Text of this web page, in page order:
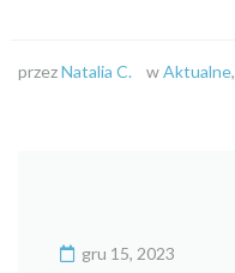
przezNatalia C. wAktualne,
gru 15, 2023